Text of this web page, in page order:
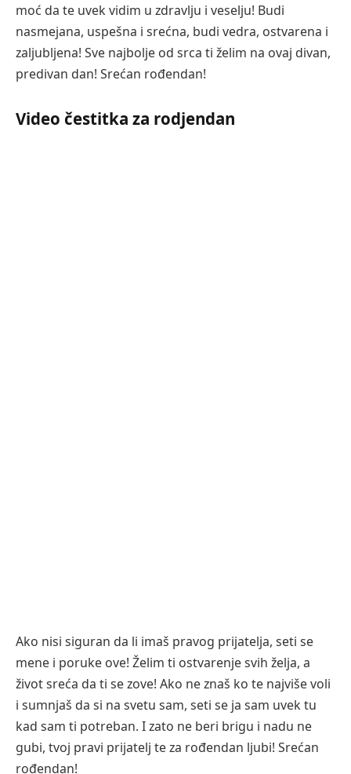
moć da te uvek vidim u zdravlju i veselju! Budi
nasmejana, uspešna i srećna, budi vedra, ostvarena i
zaljubljena! Sve najbolje od srca ti želim na ovaj divan,
predivan dan! Srećan rođendan!
Video čestitka za rodjendan
Ako nisi siguran da li imaš pravog prijatelja, seti se
mene i poruke ove! Želim ti ostvarenje svih želja, a
život sreća da ti se zove! Ako ne znaš ko te najviše voli
i sumnjaš da si na svetu sam, seti se ja sam uvek tu
kad sam ti potreban. I zato ne beri brigu i nadu ne
gubi, tvoj pravi prijatelj te za rođendan ljubi! Srećan
rođendan!